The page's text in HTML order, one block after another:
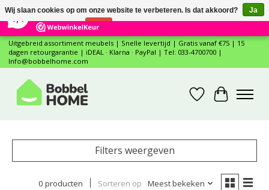
12 Reviews ×
Uitgebreid assortiment meubels | Snelle levertijd | Gratis vanaf €75 | 15
dagen retourgarantie | iDEAL · Klarna · PayPal | Tel: 033-4700700 |
Info@bobbelhome.com
Verlanglijst
Filters weergeven
0 producten Sorteren op Meest bekeken
Wij slaan cookies op om onze website te verbeteren. Is dat akkoord?
Ja
Nee